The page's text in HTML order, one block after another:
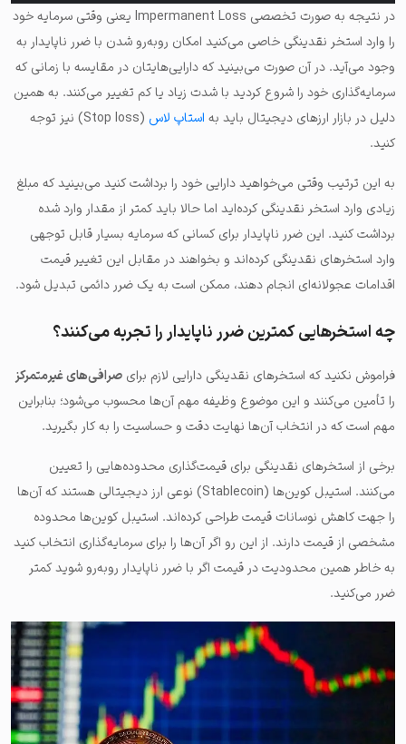
در نتیجه به صورت تخصصی Impermanent Loss یعنی وقتی سرمایه خود
را وارد استخر نقدینگی خاصی می‌کنید امکان روبه‌رو شدن با ضرر ناپایدار به
وجود می‌آید. در آن صورت می‌بینید که دارایی‌هایتان در مقایسه با زمانی که
سرمایه‌گذاری خود را شروع کردید با شدت زیاد یا کم تغییر می‌کنند. به همین
دلیل در بازار ارزهای دیجیتال باید به استاپ لاس
(Stop loss) نیز توجه
کنید.
به این ترتیب وقتی می‌خواهید دارایی خود را برداشت کنید می‌بینید که مبلغ
زیادی وارد استخر نقدینگی کرده‌اید اما حالا باید کمتر از مقدار وارد شده
برداشت کنید. این ضرر ناپایدار برای کسانی که سرمایه بسیار قابل توجهی
وارد استخرهای نقدینگی کرده‌اند و بخواهند در مقابل این تغییر قیمت
اقدامات عجولانه‌ای انجام دهند، ممکن است به یک ضرر دائمی تبدیل شود.
چه استخرهایی کمترین ضرر ناپایدار را تجربه می‌کنند؟
فراموش نکنید که استخرهای نقدینگی دارایی لازم برای صرافی‌های غیرمتمرکز
را تأمین می‌کنند و این موضوع وظیفه مهم آن‌ها محسوب می‌شود؛ بنابراین
مهم است که در انتخاب آن‌ها نهایت دقت و حساسیت را به کار بگیرید.
برخی از استخرهای نقدینگی برای قیمت‌گذاری محدوده‌هایی را تعیین
می‌کنند. استیبل کوین‌ها (Stablecoin) نوعی ارز دیجیتالی هستند که آن‌ها
را جهت کاهش نوسانات قیمت طراحی کرده‌اند. استیبل کوین‌ها محدوده
مشخصی از قیمت دارند. از این رو اگر آن‌ها را برای سرمایه‌گذاری انتخاب کنید
به خاطر همین محدودیت در قیمت اگر با ضرر ناپایدار روبه‌رو شوید کمتر
ضرر می‌کنید.